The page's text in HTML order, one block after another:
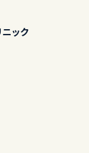
ック